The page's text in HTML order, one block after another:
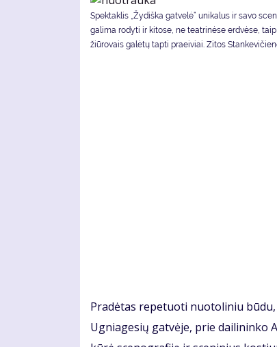
Spek­tak­lis „Žydiška gatvelė“ uni­ka­lus ir sa­vo
ga­li­ma ro­dy­ti ir ki­to­se, ne te­at­ri­nė­se erd­vė­se,
žiū­ro­vais ga­lė­tų tap­ti pra­ei­viai. Zitos
Pra­dė­tas re­pe­tuo­ti nuo­to­li­niu
Ug­nia­ge­sių gat­vė­je, prie dai­li­nin­ko